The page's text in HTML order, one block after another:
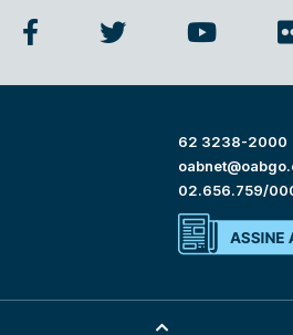
62 3238-2000
02.656.759/